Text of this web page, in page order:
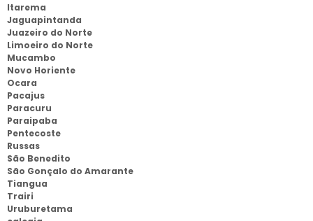
Itarema
Jaguapintanda
Juazeiro do Norte
Limoeiro do Norte
Mucambo
Novo Horiente
Ocara
Pacajus
Paracuru
Paraipaba
Pentecoste
Russas
São Benedito
São Gonçalo do Amarante
Tiangua
Trairi
Uruburetama